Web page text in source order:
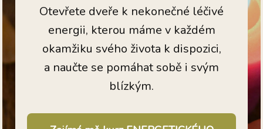
Otevřete dveře k nekonečné léčivé
energii, kterou máme v každém
okamžiku svého života k dispozici,
a naučte se pomáhat sobě i svým
blízkým.